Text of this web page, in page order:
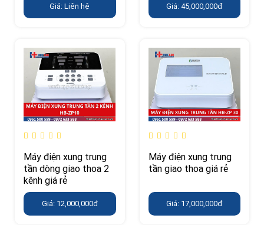
Giá: Liên hệ Giá: 45,000,000đ
Máy điện xung trung
tần dòng giao thoa 2
kênh giá rẻ
Giá: 12,000,000đ
Máy điện xung trung
tần giao thoa giá rẻ
Giá: 17,000,000đ